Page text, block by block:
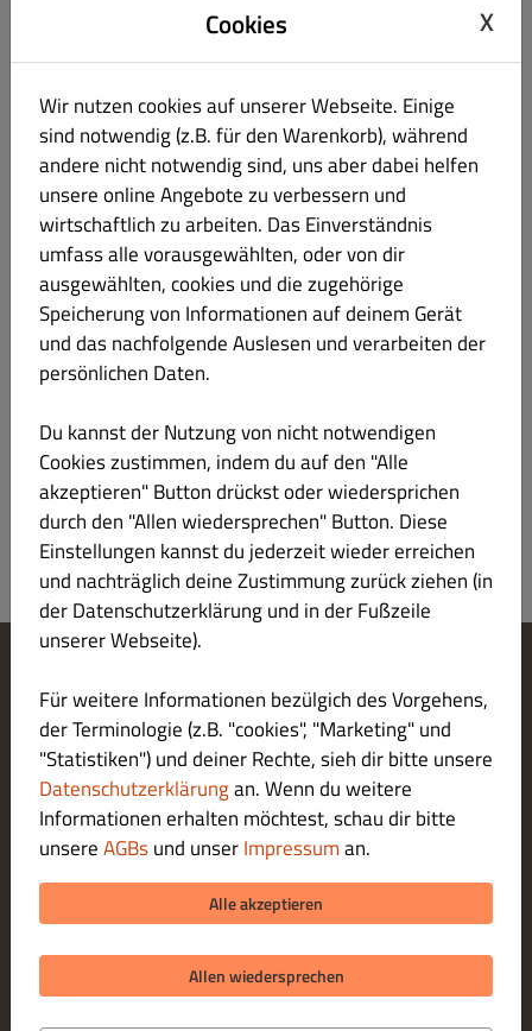
Gluten Eier Schalenfrüchte
mit Nudeln, Hackfleisch, Tomaten, Fetakäse & Knoblauch
Produktinformation
100. ZORBAS-AUFLAUF
Gluten Eier Schalenfrüchte
mit Nudeln, Schweinfleisch, Tomaten, Fetrakäse & Knoblauch
Produktinformation
100a. HAWAII AUFLAUF
Gluten Eier Schalenfrüchte
mit Nudeln, Ananas, Schinken & Tomatensauce
Produktinformation
Cookie-Einstellungen ändern
Kontaktiere uns
Datenschutzerklärung
Allgemeine Geschäftsbedingungen
Impressum
LIEFERUNG ZAHLUNGSARTEN
ZAHLUNGSARTEN BEI ABHOLUNG
© 2026 Akropolis
Cookies X
Wir nutzen cookies auf unserer Webseite. Einige
sind notwendig (z.B. für den Warenkorb), während
andere nicht notwendig sind, uns aber dabei helfen
unsere online Angebote zu verbessern und
wirtschaftlich zu arbeiten. Das Einverständnis
umfass alle vorausgewählten, oder von dir
ausgewählten, cookies und die zugehörige
Speicherung von Informationen auf deinem Gerät
und das nachfolgende Auslesen und verarbeiten der
persönlichen Daten.
Du kannst der Nutzung von nicht notwendigen
Cookies zustimmen, indem du auf den "Alle
akzeptieren" Button drückst oder wiedersprichen
durch den "Allen wiedersprechen" Button. Diese
Einstellungen kannst du jederzeit wieder erreichen
und nachträglich deine Zustimmung zurück ziehen (in
der Datenschutzerklärung und in der Fußzeile
unserer Webseite).
Für weitere Informationen bezülgich des Vorgehens,
der Terminologie (z.B. "cookies", "Marketing" und
"Statistiken") und deiner Rechte, sieh dir bitte unsere
Datenschutzerklärungan. Wenn du weitere
Informationen erhalten möchtest, schau dir bitte
unsereAGBsund unserImpressuman.
Alle akzeptieren
Allen wiedersprechen